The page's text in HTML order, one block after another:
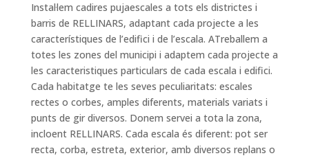
Instal·lem cadires pujaescales a tots els districtes i
barris de RELLINARS, adaptant cada projecte a les
característiques de l’edifici i de l’escala. ATreballem a
totes les zones del municipi i adaptem cada projecte a
les caracteristiques particulars de cada escala i edifici.
Cada habitatge te les seves peculiaritats: escales
rectes o corbes, amples diferents, materials variats i
punts de gir diversos. Donem servei a tota la zona,
incloent RELLINARS. Cada escala és diferent: pot ser
recta, corba, estreta, exterior, amb diversos replans o